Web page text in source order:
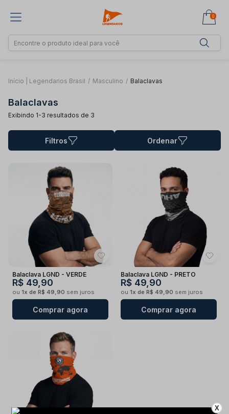
0
Início | Legendarios Brasil / Masculino / Balaclavas
Balaclavas
Exibindo 1-3 resultados de 3
Filtros Ordenar
Balaclava LGND - VERDE
R$ 49,90
ou 1x de R$ 49,90 sem juros
Comprar agora
Balaclava LGND - PRETO
R$ 49,90
ou 1x de R$ 49,90 sem juros
Comprar agora
X